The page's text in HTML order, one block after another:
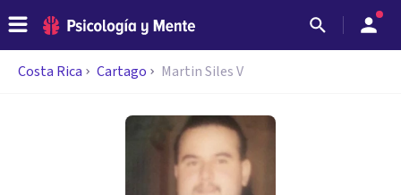
Costa Rica Cartago Martin Siles V